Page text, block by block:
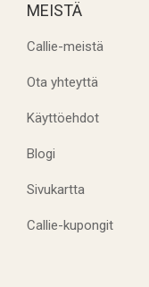
MEISTÄ
Callie-meistä
Ota yhteyttä
Käyttöehdot
Blogi
Sivukartta
Callie-kupongit